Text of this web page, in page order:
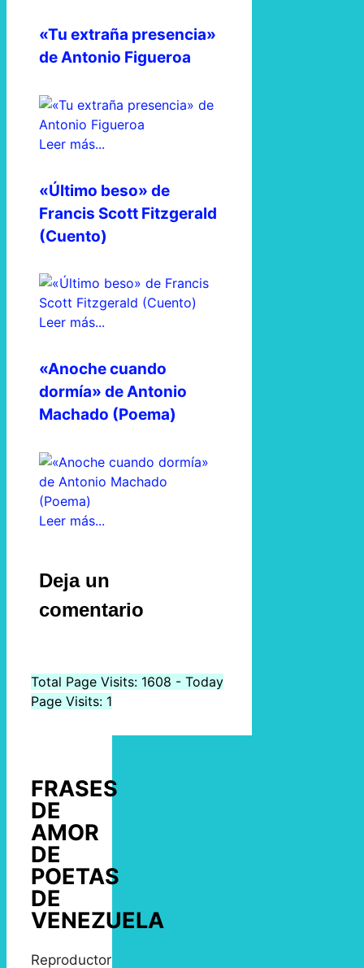
«Tu extraña presencia»
de Antonio Figueroa
Leer más...
«Último beso» de
Francis Scott Fitzgerald
(Cuento)
Leer más...
«Anoche cuando
dormía» de Antonio
Machado (Poema)
Leer más...
Deja un
comentario
Total Page Visits: 1608 - Today
Page Visits: 1
FRASES
DE
AMOR
DE
POETAS
DE
VENEZUELA
Reproductor